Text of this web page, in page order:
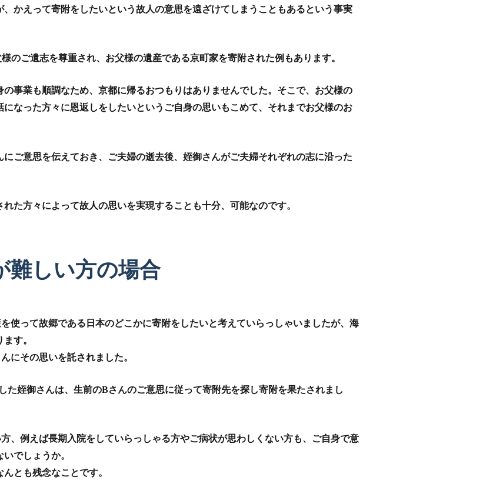
かえって寄附をしたいという故人の意思を遠ざけてしまうこともあるという事実
のご遺志を尊重され、お父様の遺産である京町家を寄附された例もあります。
事業も順調なため、京都に帰るおつもりはありませんでした。そこで、お父様の
なった方々に恩返しをしたいというご自身の思いもこめて、それまでお父様のお
ご意思を伝えておき、ご夫婦の逝去後、姪御さんがご夫婦それぞれの志に沿った
た方々によって故人の思いを実現することも十分、可能なのです。
難しい方の場合
使って故郷である日本のどこかに寄附をしたいと考えていらっしゃいましたが、海
す。
にその思いを託されました。
た姪御さんは、生前のBさんのご意思に従って寄附先を探し寄附を果たされまし
、例えば長期入院をしていらっしゃる方やご病状が思わしくない方も、ご自身で意
でしょうか。
とも残念なことです。